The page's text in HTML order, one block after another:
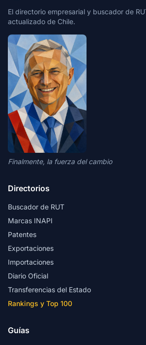
El directorio empresarial y buscador de
actualizado de Chile.
Finalmente, la fuerza del cambio
Directorios
Buscador de RUT
Marcas INAPI
Patentes
Exportaciones
Importaciones
Diario Oficial
Transferencias del Estado
Rankings y Top 100
Guías